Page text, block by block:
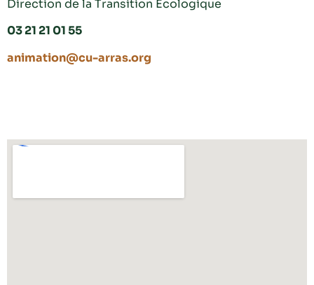
Direction de la Transition Ecologique
03 21 21 01 55
animation@cu-arras.org